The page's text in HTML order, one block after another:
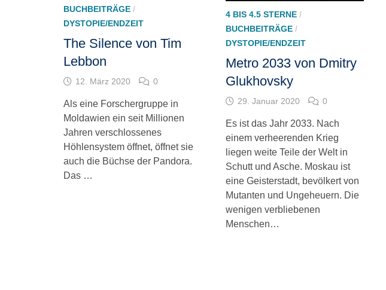
BUCHBEITRÄGE /
DYSTOPIE/ENDZEIT
The Silence von Tim
Lebbon
12. März 2020 0
Als eine Forschergruppe in
Moldawien ein seit Millionen
Jahren verschlossenes
Höhlensystem öffnet, öffnet sie
auch die Büchse der Pandora.
Das …
4 BIS 4.5 STERNE/
BUCHBEITRÄGE/
DYSTOPIE/ENDZEIT
Metro 2033 von Dmitry
Glukhovsky
29. Januar 2020 0
Es ist das Jahr 2033. Nach
einem verheerenden Krieg
liegen weite Teile der Welt in
Schutt und Asche. Moskau ist
eine Geisterstadt, bevölkert von
Mutanten und Ungeheuern. Die
wenigen verbliebenen
Menschen…